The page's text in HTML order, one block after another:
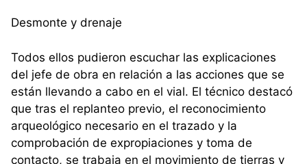
Desmonte y drenaje
Todos ellos pudieron escuchar las explicaciones
del jefe de obra en relación a las acciones que se
están llevando a cabo en el vial. El técnico destacó
que tras el replanteo previo, el reconocimiento
arqueológico necesario en el trazado y la
comprobación de expropiaciones y toma de
contacto, se trabaja en el movimiento de tierras y